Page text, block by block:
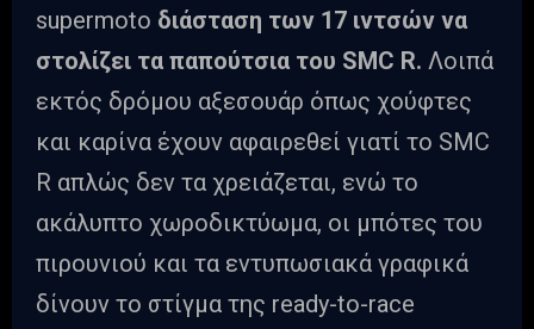
supermoto διάσταση των 17 ιντσών να
στολίζει τα παπούτσια του SMC R. Λοιπά
εκτός δρόμου αξεσουάρ όπως χούφτες
και καρίνα έχουν αφαιρεθεί γιατί το SMC
R απλώς δεν τα χρειάζεται, ενώ το
ακάλυπτο χωροδικτύωμα, οι μπότες του
πιρουνιού και τα εντυπωσιακά γραφικά
δίνουν το στίγμα της ready-to-race